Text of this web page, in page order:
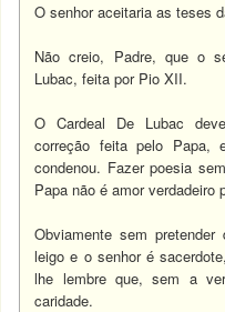
O senhor aceitaria as teses
Não creio, Padre, que o
Lubac, feita por Pio XII.
O Cardeal De Lubac
correção feita pelo Papa,
condenou. Fazer poesia
Papa não é amor verdadeiro
Obviamente sem
leigo e o senhor é
lhe lembre que, sem a
caridade.